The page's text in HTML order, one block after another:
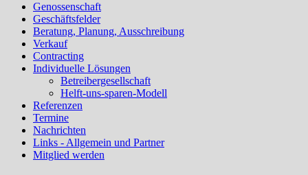
Genossenschaft
Geschäftsfelder
Beratung, Planung, Ausschreibung
Verkauf
Contracting
Individuelle Lösungen
Betreibergesellschaft
Helft-uns-sparen-Modell
Referenzen
Termine
Nachrichten
Links - Allgemein und Partner
Mitglied werden